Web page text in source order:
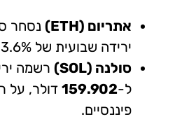
אתריום (ETH)
ירידה שבועית של 3.6%.
סולנה (SOL)
ל-159.902 דולר, על
פיננסיים.